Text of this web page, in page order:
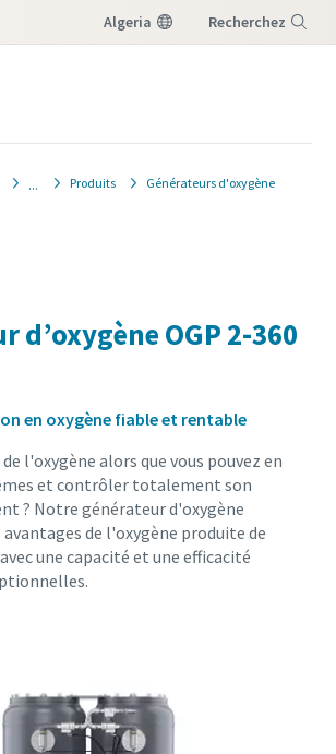
Algeria Recherchez
Produits Générateurs d'oxygène
d’oxygène OGP 2-360
en oxygène fiable et rentable
l'oxygène alors que vous pouvez en
et contrôler totalement son
? Notre générateur d'oxygène
avantages de l'oxygène produite de
une capacité et une efficacité